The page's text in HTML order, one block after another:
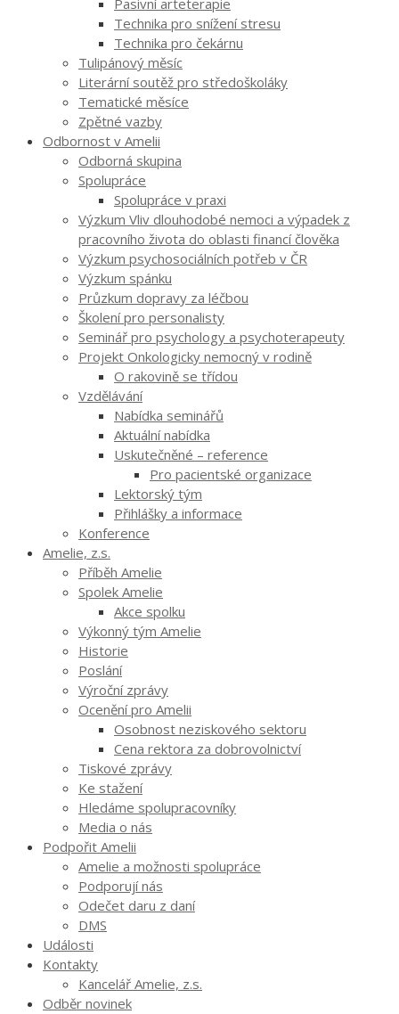
Pasivní arteterapie
Technika pro snížení stresu
Technika pro čekárnu
Tulipánový měsíc
Literární soutěž pro středoškoláky
Tematické měsíce
Zpětné vazby
Odbornost v Amelii
Odborná skupina
Spolupráce
Spolupráce v praxi
Výzkum Vliv dlouhodobé nemoci a výpadek z
pracovního života do oblasti financí člověka
Výzkum psychosociálních potřeb v ČR
Výzkum spánku
Průzkum dopravy za léčbou
Školení pro personalisty
Seminář pro psychology a psychoterapeuty
Projekt Onkologicky nemocný v rodině
O rakovině se třídou
Vzdělávání
Nabídka seminářů
Aktuální nabídka
Uskutečněné – reference
Pro pacientské organizace
Lektorský tým
Přihlášky a informace
Konference
Amelie, z.s.
Příběh Amelie
Spolek Amelie
Akce spolku
Výkonný tým Amelie
Historie
Poslání
Výroční zprávy
Ocenění pro Amelii
Osobnost neziskového sektoru
Cena rektora za dobrovolnictví
Tiskové zprávy
Ke stažení
Hledáme spolupracovníky
Media o nás
Podpořit Amelii
Amelie a možnosti spolupráce
Podporují nás
Odečet daru z daní
DMS
Události
Kontakty
Kancelář Amelie, z.s.
Odběr novinek